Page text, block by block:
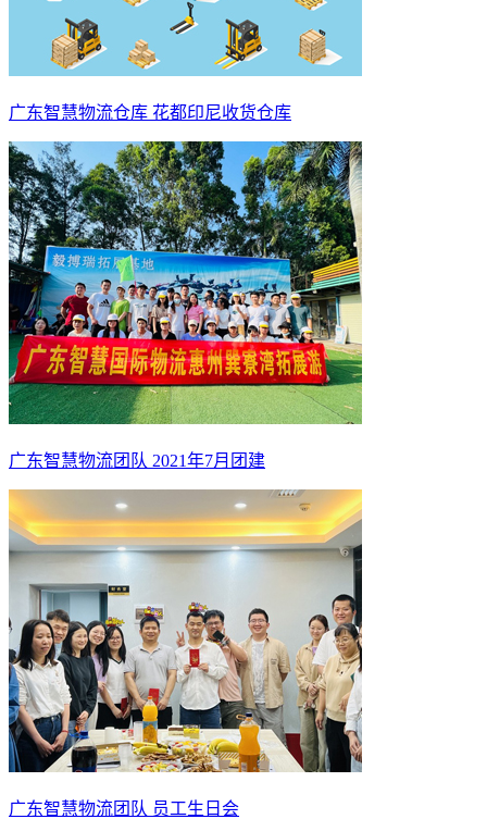
广东智慧物流仓库 花都印尼收货仓库
广东智慧物流团队 2021年7月团建
广东智慧物流团队 员工生日会